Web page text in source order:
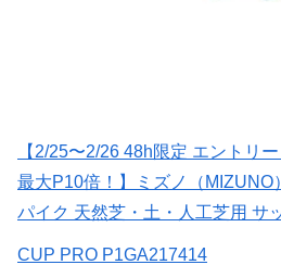
【2/25〜2/26 48h限定 エントリ
最大P10倍！】ミズノ（MIZUNO
パイク 天然芝・土・人工芝用 サ
CUP PRO P1GA217414